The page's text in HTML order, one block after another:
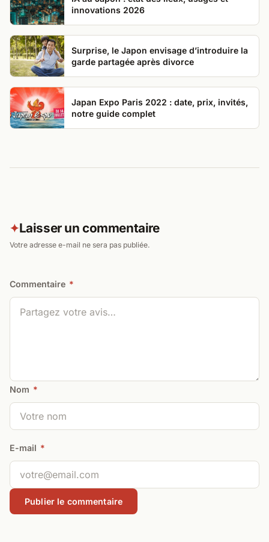
innovations 2026
Surprise, le Japon envisage d’introduire la
garde partagée après divorce
Japan Expo Paris 2022 : date, prix, invités,
notre guide complet
✦Laisser un commentaire
Votre adresse e-mail ne sera pas publiée.
Commentaire *
Nom *
E-mail *